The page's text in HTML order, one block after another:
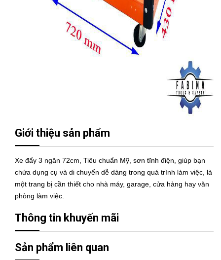
Giới thiệu sản phẩm
Xe đẩy 3 ngăn 72cm, Tiêu chuẩn Mỹ, sơn tĩnh điện, giúp bạn
chứa dụng cụ và di chuyển dễ dàng trong quá trình làm việc, là
một trang bị cần thiết cho nhà máy, garage, cửa hàng hay văn
phòng làm việc.
Thông tin khuyến mãi
Sản phẩm liên quan